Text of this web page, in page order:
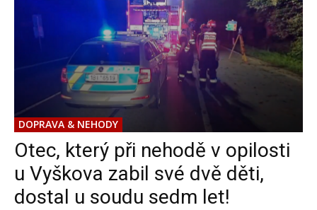
DOPRAVA & NEHODY
Otec, který při nehodě v opilosti
u Vyškova zabil své dvě děti,
dostal u soudu sedm let!